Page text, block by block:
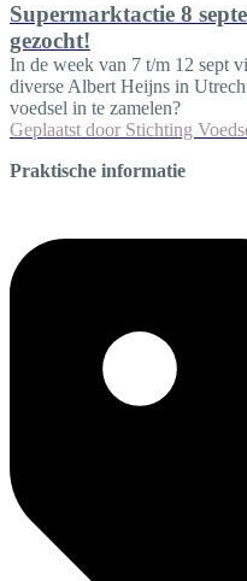
Supermarktactie 8
gezocht!
In de week van 7 t/m 12 sept
diverse Albert Heijns in
voedsel in te zamelen?
Geplaatst door Stichting
Praktische informatie